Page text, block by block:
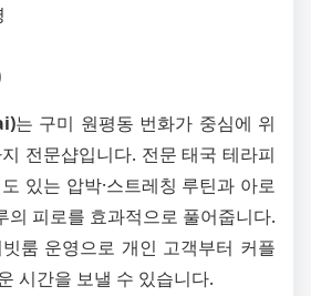
는 구미 원평동 번화가 중심에 위
전문샵입니다. 전문 태국 테라피
있는 압박·스트레칭 루틴과 아로
의 피로를 효과적으로 풀어줍니다.
빗룸 운영으로 개인 고객부터 커플
시간을 보낼 수 있습니다.